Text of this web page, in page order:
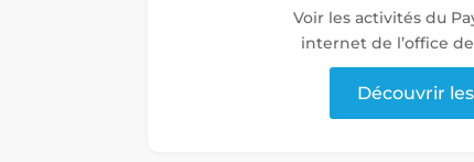
Voir les activités du
internet de l’office
Découvrir